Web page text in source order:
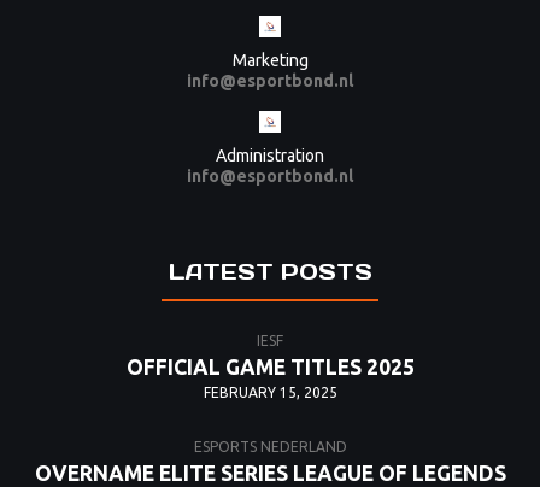
Marketing
info@esportbond.nl
Administration
info@esportbond.nl
LATEST POSTS
IESF
OFFICIAL GAME TITLES 2025
FEBRUARY 15, 2025
ESPORTS NEDERLAND
OVERNAME ELITE SERIES LEAGUE OF LEGENDS